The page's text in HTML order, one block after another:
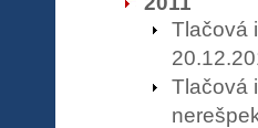
Tlačová
Tlačová